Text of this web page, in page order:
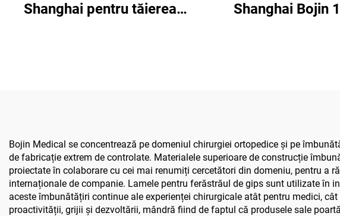
Shanghai pentru tăierea
Shanghai Bojin
Bojin Medical se concentrează pe domeniul chirurgiei ortopedice și pe
de fabricație extrem de controlate. Materialele superioare de construcție
proiectate în colaborare cu cei mai renumiți cercetători din domeniu, pentru
internaționale de companie. Lamele pentru ferăstrăul de gips sunt utilizate în
aceste îmbunătățiri continue ale experienței chirurgicale atât pentru medici,
proactivității, grijii și dezvoltării, mândră fiind de faptul că produsele sale